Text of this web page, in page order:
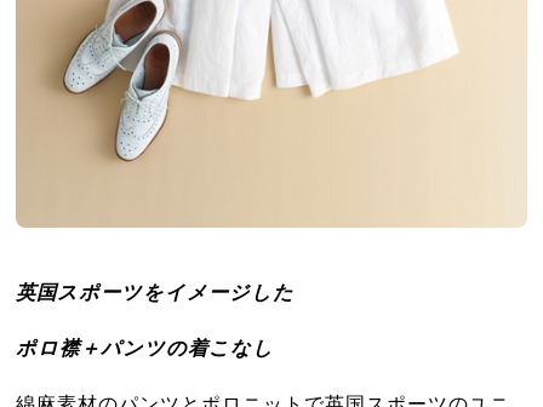
英国スポーツをイメージした
ポロ襟＋パンツの着こなし